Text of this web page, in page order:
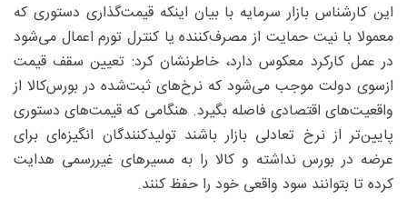
این کارشناس بازار سرمایه با بیان اینکه قیمت‌گذاری دستوری که
معمولا با نیت حمایت از مصرف‌کننده یا کنترل تورم اعمال می‌شود
در عمل کارکرد معکوس دارد، خاطرنشان کرد: تعیین سقف قیمت
ازسوی دولت موجب می‌شود که نرخ‌های ثبت‌شده در بورس‌کالا از
واقعیت‌های اقتصادی فاصله بگیرد. هنگامی که قیمت‌های دستوری
پایین‌تر از نرخ تعادلی بازار باشند تولیدکنندگان انگیزه‌ای برای
عرضه در بورس نداشته و کالا را به مسیرهای غیررسمی هدایت
کرده تا بتوانند سود واقعی خود را حفظ کنند.